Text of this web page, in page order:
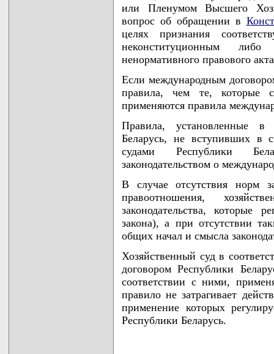
или Пленумом Высшего
вопрос об обращении в
целях признания
неконституционным
ненормативного правового
Если международным
правила, чем те, которые
применяются правила
Правила, установленные в
Беларусь, не вступивших в
судами Республики
законодательством о
В случае отсутствия норм
правоотношения,
законодательства, которые
закона), а при отсутствии
общих начал и смысла
Хозяйственный суд в
договором Республики
соответствии с ними,
правило не затрагивает
применение которых
Республики Беларусь.